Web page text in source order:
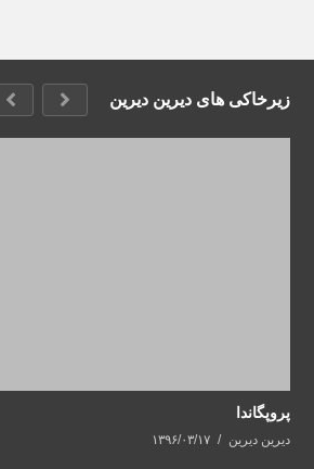
زیرخاکی های دیرین دیرین
پروپگاندا
دیرین دیرین ۱۳۹۶/۰۳/۱۷